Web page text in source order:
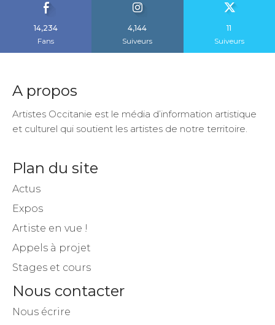
14,234
Fans
4,144
Suiveurs
11
Suiveurs
A propos
Artistes Occitanie est le média d’information artistique
et culturel qui soutient les artistes de notre territoire.
Plan du site
Actus
Expos
Artiste en vue !
Appels à projet
Stages et cours
Nous contacter
Nous écrire